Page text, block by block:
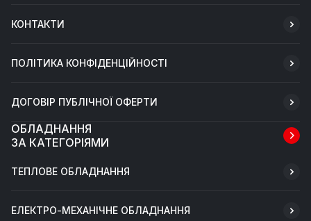
КОНТАКТИ
ПОЛІТИКА КОНФІДЕНЦІЙНОСТІ
ДОГОВІР ПУБЛІЧНОЇ ОФЕРТИ
ОБЛАДНАННЯ
ЗА КАТЕГОРІЯМИ
ТЕПЛОВЕ ОБЛАДНАННЯ
ЕЛЕКТРО-МЕХАНІЧНЕ ОБЛАДНАННЯ